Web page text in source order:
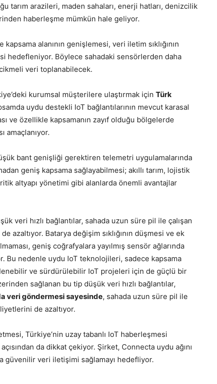
tarım arazileri, maden sahaları, enerji hatları, denizcilik
haberleşme mümkün hale geliyor.
alanının genişlemesi, veri iletim sıklığının
hedefleniyor. Böylece sahadaki sensörlerden daha
veri toplanabilecek.
kurumsal müşterilere ulaştırmak için Türk
uydu destekli IoT bağlantılarının mevcut karasal
ve özellikle kapsamanın zayıf olduğu bölgelerde
amaçlanıyor.
bant genişliği gerektiren telemetri uygulamalarında
geniş kapsama sağlayabilmesi; akıllı tarım, lojistik
altyapı yönetimi gibi alanlarda önemli avantajlar
veri hızlı bağlantılar, sahada uzun süre pil ile çalışan
azaltıyor. Batarya değişim sıklığının düşmesi ve ek
geniş coğrafyalara yayılmış sensör ağlarında
Bu nedenle uydu IoT teknolojileri, sadece kapsama
ve sürdürülebilir IoT projeleri için de güçlü bir
sağlanan bu tip düşük veri hızlı bağlantılar,
veri göndermesi sayesinde, sahada uzun süre pil ile
de azaltıyor.
Türkiye’nin uzay tabanlı IoT haberleşmesi
da dikkat çekiyor. Şirket, Connecta uydu ağını
güvenilir veri iletişimi sağlamayı hedefliyor.